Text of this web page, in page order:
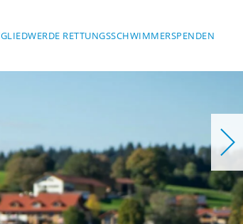
WERDE RETTUNGSSCHWIMMERSPENDEN